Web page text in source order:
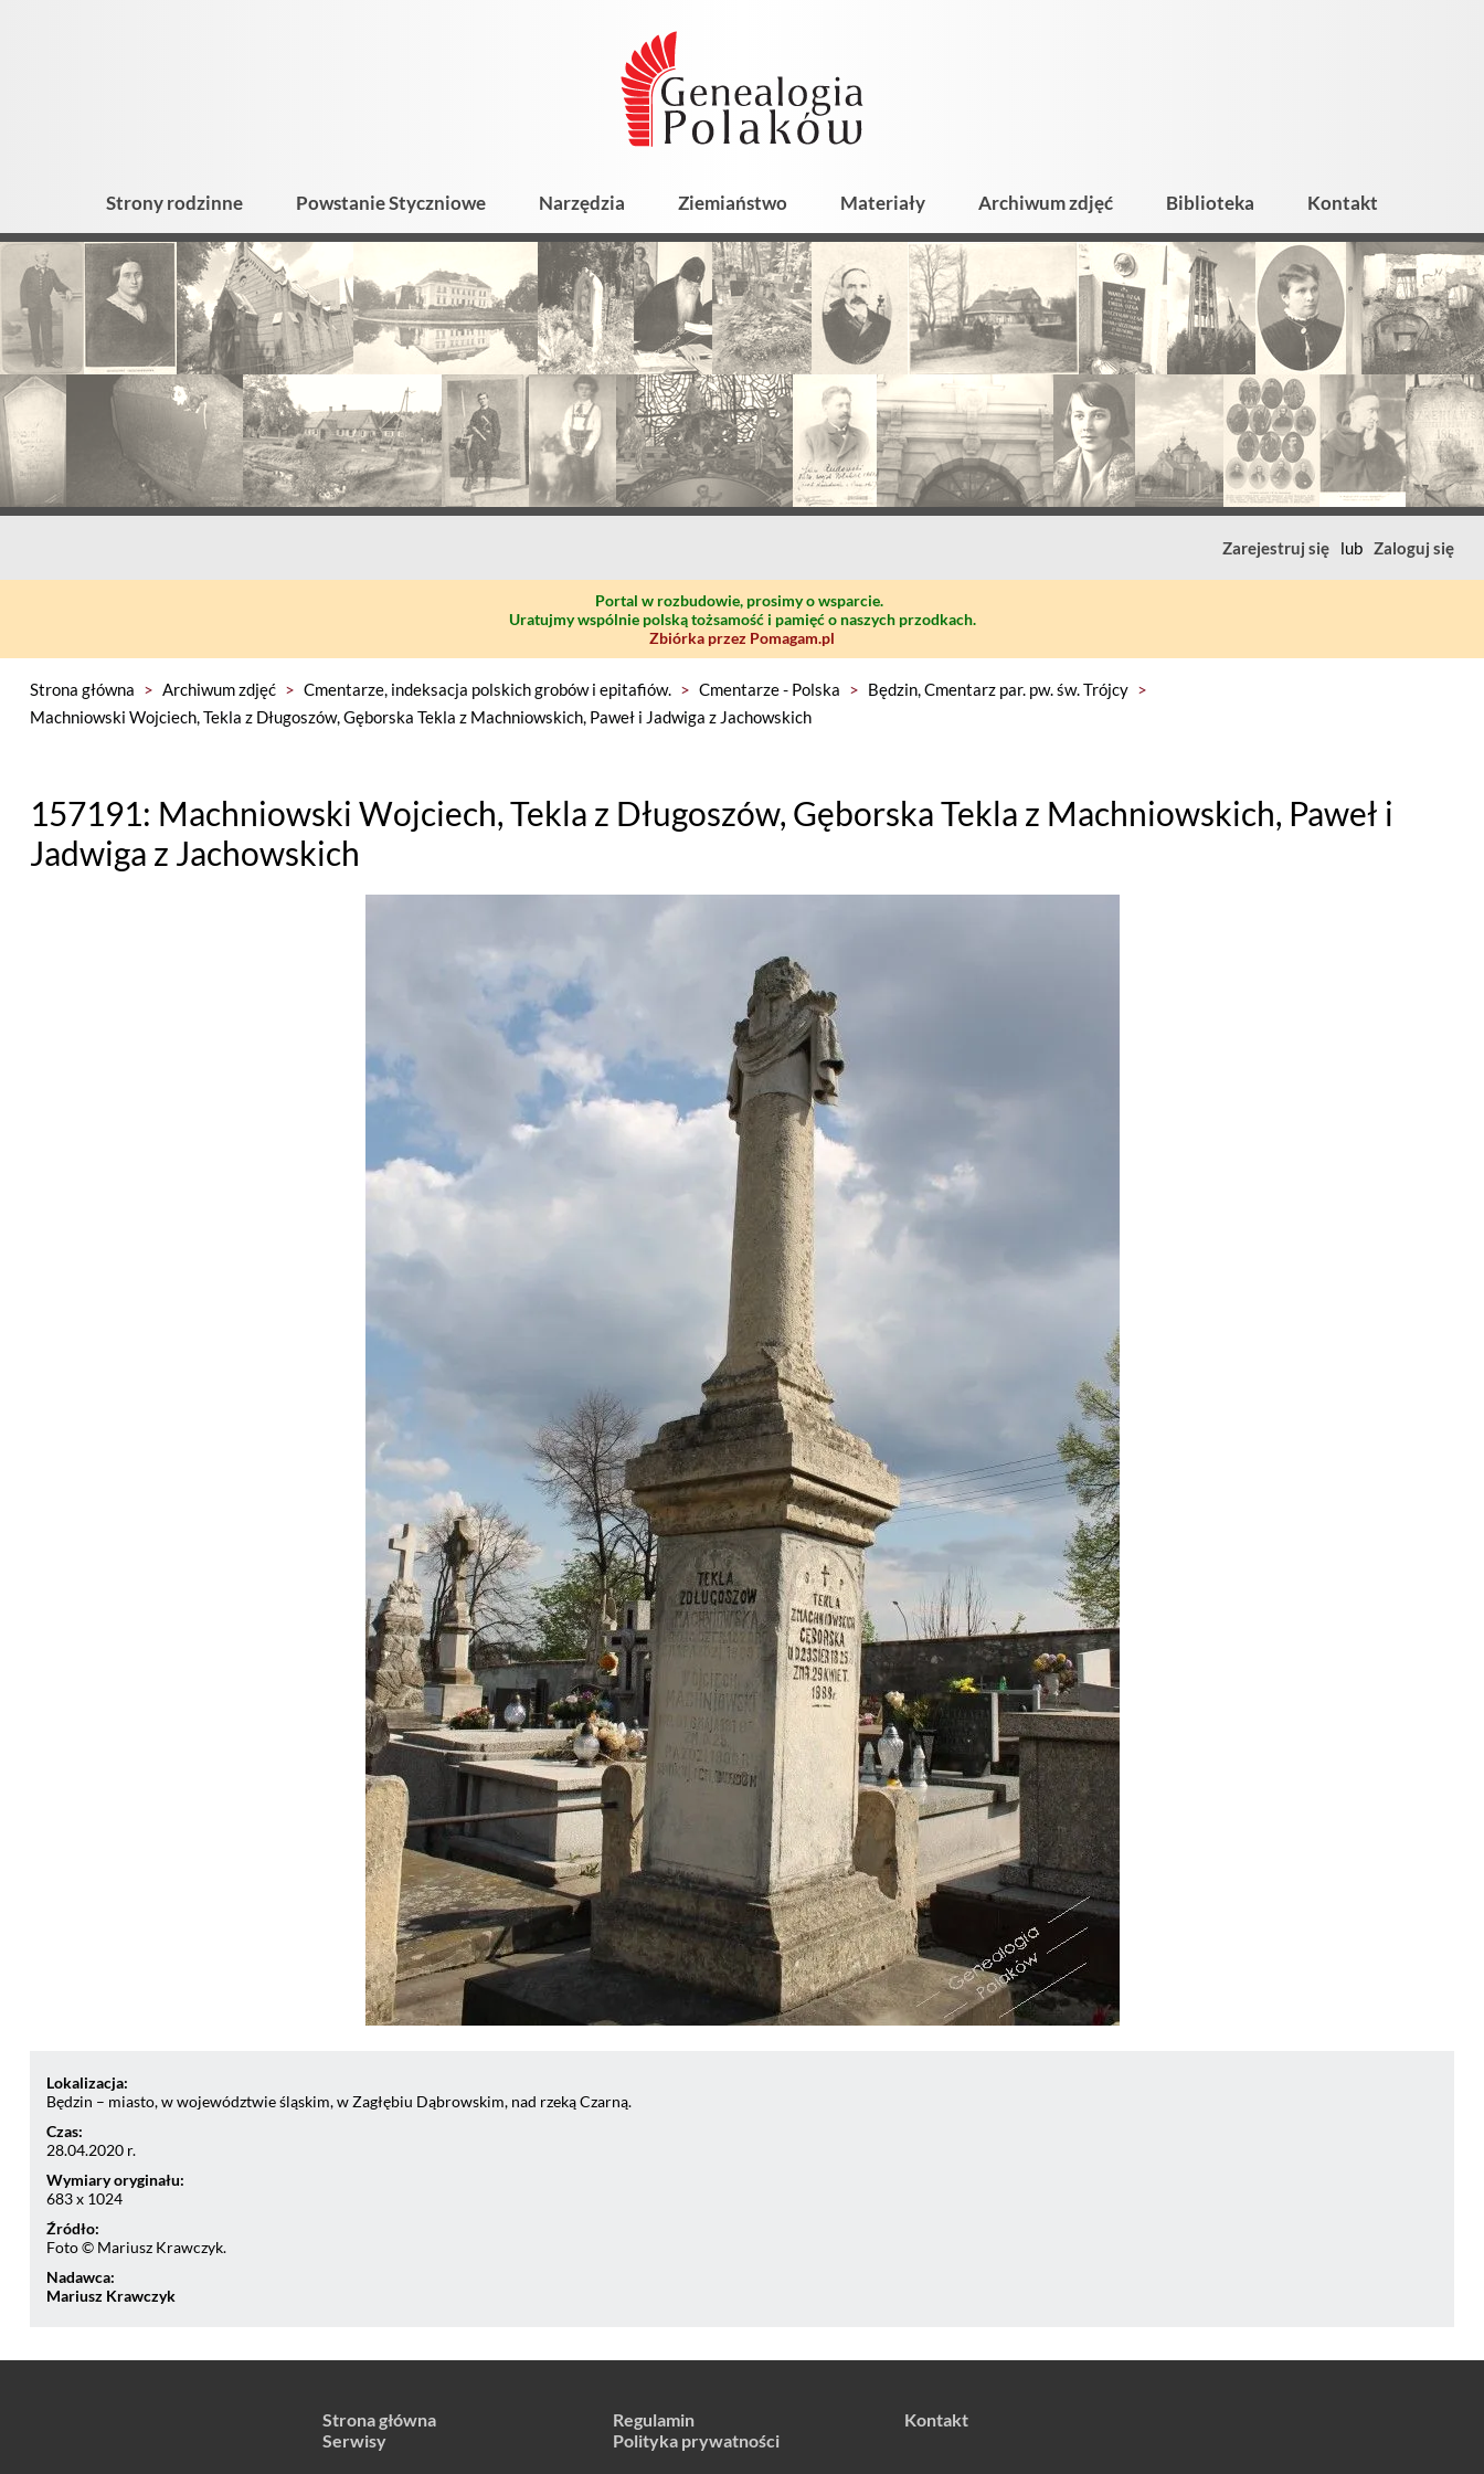
Strony rodzinne Powstanie Styczniowe Narzędzia Ziemiaństwo Materiały Archiwum zdjęć Biblioteka Kontakt
Zarejestruj się lub Zaloguj się
Portal w rozbudowie, prosimy o wsparcie.
Uratujmy wspólnie polską tożsamość i pamięć o naszych przodkach.
Zbiórka przez Pomagam.pl
Strona główna > Archiwum zdjęć > Cmentarze, indeksacja polskich grobów i epitafiów. > Cmentarze - Polska > Będzin, Cmentarz par. pw. św. Trójcy >
Machniowski Wojciech, Tekla z Długoszów, Gęborska Tekla z Machniowskich, Paweł i Jadwiga z Jachowskich
157191: Machniowski Wojciech, Tekla z Długoszów, Gęborska Tekla z Machniowskich, Paweł i
Jadwiga z Jachowskich
Lokalizacja:
Będzin – miasto, w województwie śląskim, w Zagłębiu Dąbrowskim, nad rzeką Czarną.
Czas:
28.04.2020 r.
Wymiary oryginału:
683 x 1024
Źródło:
Foto © Mariusz Krawczyk.
Nadawca:
Mariusz Krawczyk
Strona główna
Serwisy
Regulamin
Polityka prywatności
Kontakt